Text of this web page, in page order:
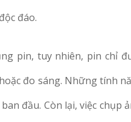
đáo.
pin, tuy nhiên, pin chỉ
đo sáng. Những tính
đầu. Còn lại, việc chụp